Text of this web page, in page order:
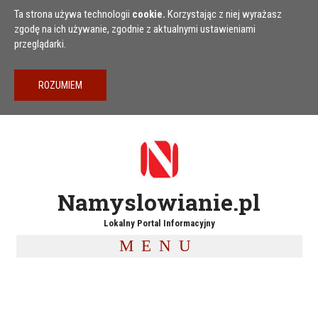
Przejdź do treści
Ta strona używa technologii cookie. Korzystając z niej wyrażasz
zgodę na ich używanie, zgodnie z aktualnymi ustawieniami
przeglądarki.
Namyslowianie.pl
Lokalny Portal Informacyjny
MENU